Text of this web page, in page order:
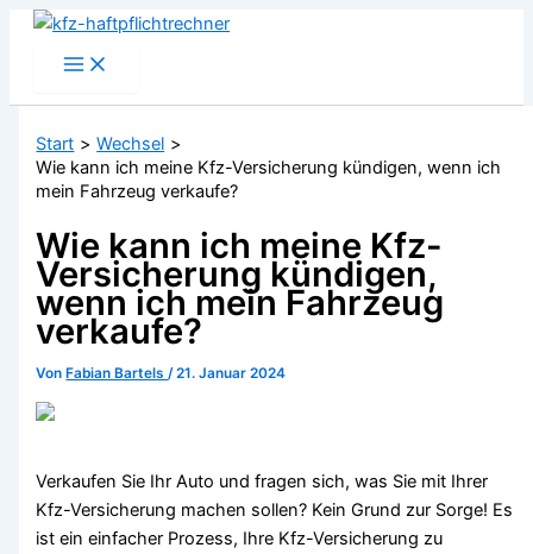
Zum
Start
Wechsel
Wie kann ich meine Kfz-Versicherung kündigen, wenn ich
mein Fahrzeug verkaufe?
Wie kann ich meine Kfz-
Versicherung kündigen,
wenn ich mein Fahrzeug
verkaufe?
Von Fabian Bartels/21. Januar 2024
Verkaufen Sie Ihr Auto und fragen sich, was Sie mit Ihrer
Kfz-Versicherung machen sollen? Kein Grund zur Sorge! Es
ist ein einfacher Prozess, Ihre Kfz-Versicherung zu